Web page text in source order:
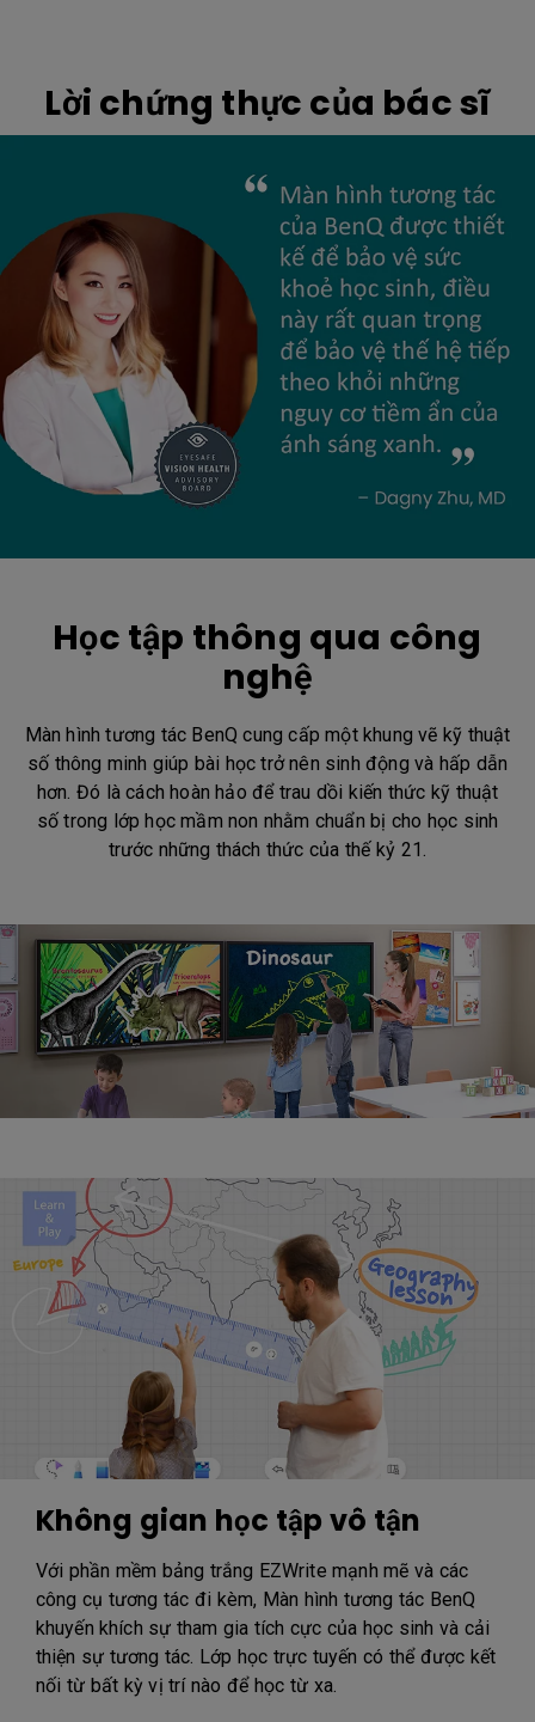
Lời chứng thực của bác sĩ
Học tập thông qua công
nghệ
Màn hình tương tác BenQ cung cấp một khung vẽ kỹ thuật
số thông minh giúp bài học trở nên sinh động và hấp dẫn
hơn. Đó là cách hoàn hảo để trau dồi kiến thức kỹ thuật
số trong lớp học mầm non nhằm chuẩn bị cho học sinh
trước những thách thức của thế kỷ 21.
Không gian học tập vô tận
Với phần mềm bảng trắng EZWrite mạnh mẽ và các
công cụ tương tác đi kèm, Màn hình tương tác BenQ
khuyến khích sự tham gia tích cực của học sinh và cải
thiện sự tương tác. Lớp học trực tuyến có thể được kết
nối từ bất kỳ vị trí nào để học từ xa.